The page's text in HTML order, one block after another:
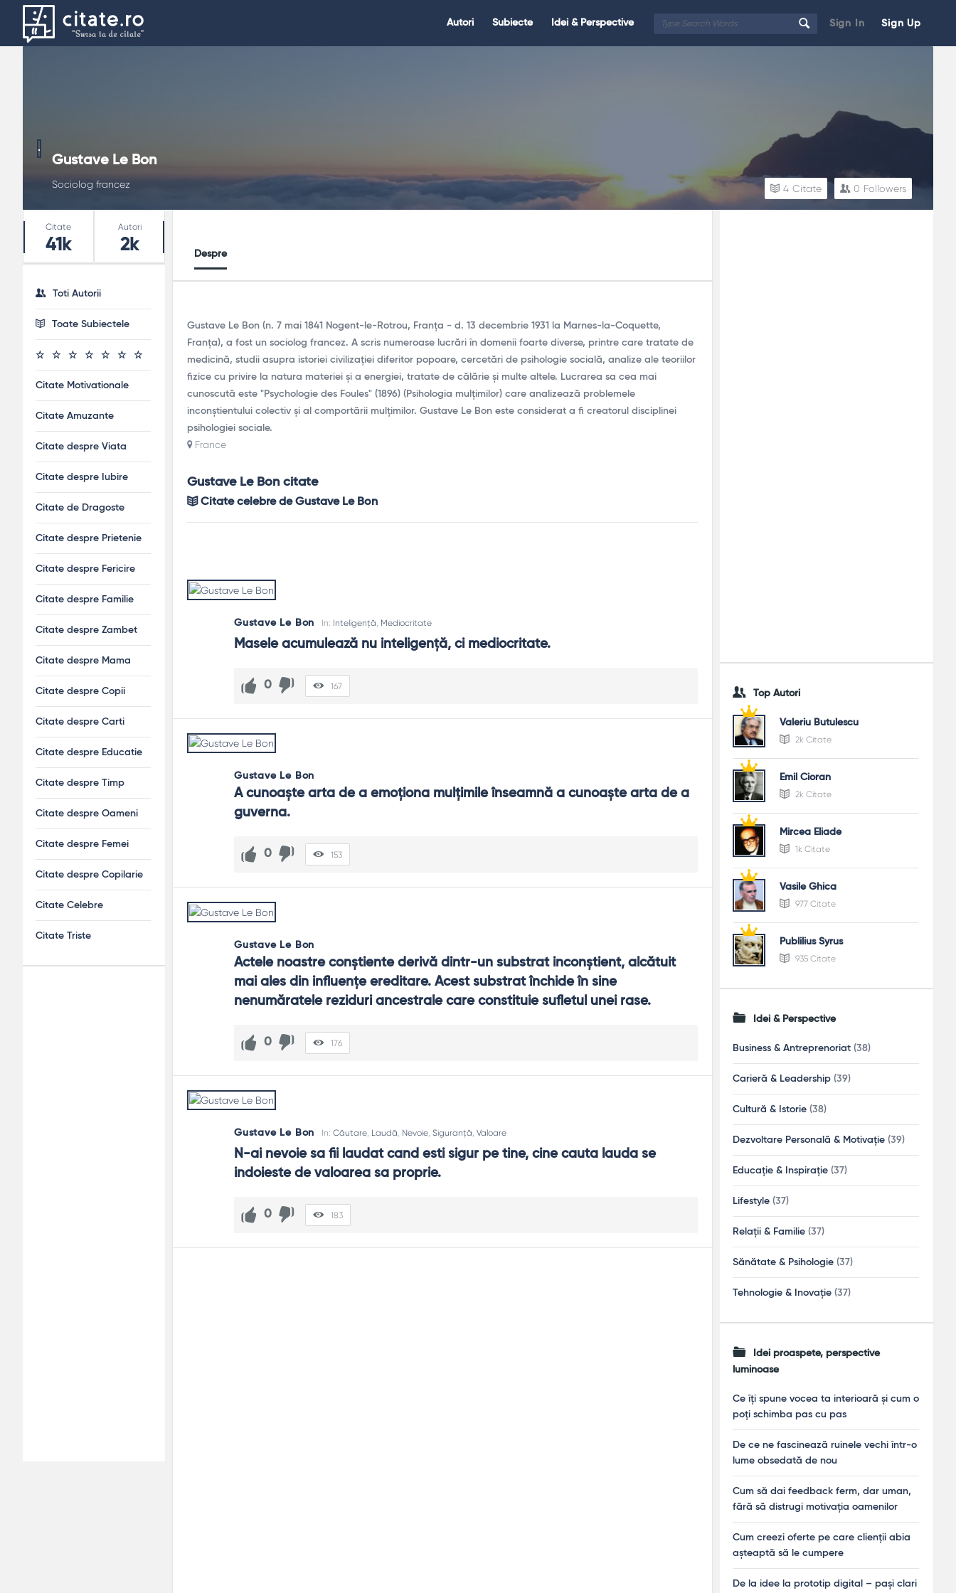
Sign In Sign Up
Citate.ro
Autori Subiecte Idei & Perspective
Gustave Le Bon
Sociolog francez 0 Followers
4 Citate
Despre
Gustave Le Bon (n. 7 mai 1841 Nogent-le-Rotrou, Franța - d. 13 decembrie 1931 la Marnes-la-Coquette,
Franța), a fost un sociolog francez. A scris numeroase lucrări în domenii foarte diverse, printre care tratate de
medicină, studii asupra istoriei civilizației diferitor popoare, cercetări de psihologie socială, analize ale teoriilor
fizice cu privire la natura materiei și a energiei, tratate de călărie și multe altele. Lucrarea sa cea mai
cunoscută este "Psychologie des Foules" (1896) (Psihologia mulțimilor) care analizează problemele
inconștientului colectiv și al comportării mulțimilor. Gustave Le Bon este considerat a fi creatorul disciplinei
psihologiei sociale.
France
Gustave Le Bon citate
Citate celebre de Gustave Le Bon
Gustave Le Bon In: Inteligență Mediocritate
Masele acumulează nu inteligenţă, ci mediocritate.
0 167
Gustave Le Bon
A cunoaşte arta de a emoţiona mulţimile înseamnă a cunoaşte arta de a
guverna.
0 153
Gustave Le Bon
Actele noastre conştiente derivă dintr-un substrat inconştient, alcătuit
mai ales din influenţe ereditare. Acest substrat închide în sine
nenumăratele reziduri ancestrale care constituie sufletul unei rase.
0 176
Gustave Le Bon In:Căutare, Laudă, Nevoie,Siguranță,Valoare
N-ai nevoie sa fii laudat cand esti sigur pe tine, cine cauta lauda se
indoieste de valoarea sa proprie.
0 183
Top Autori
Valeriu Butulescu
2k Citate
Emil Cioran
2k Citate
Mircea Eliade
1k Citate
Vasile Ghica
977 Citate
Publilius Syrus
935 Citate
Idei & Perspective
Business & Antreprenoriat (38)
Carieră & Leadership (39)
Cultură & Istorie (38)
Dezvoltare Personală & Motivație (39)
Educație & Inspirație (37)
Lifestyle (37)
Relații & Familie (37)
Sănătate & Psihologie (37)
Tehnologie & Inovație (37)
Idei proaspete, perspective
luminoase
Ce îți spune vocea ta interioară și cum o
poți schimba pas cu pas
De ce ne fascinează ruinele vechi într-o
lume obsedată de nou
Cum să dai feedback ferm, dar uman,
fără să distrugi motivația oamenilor
Cum creezi oferte pe care clienții abia
așteaptă să le cumpere
De la idee la prototip digital – pași clari
Stats
Citate
41k
Autori
2k
Toti Autorii
Toate Subiectele
Citate Motivationale
Citate Amuzante
Citate despre Viata
Citate despre Iubire
Citate de Dragoste
Citate despre Prietenie
Citate despre Fericire
Citate despre Familie
Citate despre Zambet
Citate despre Mama
Citate despre Copii
Citate despre Carti
Citate despre Educatie
Citate despre Timp
Citate despre Oameni
Citate despre Femei
Citate despre Copilarie
Citate Celebre
Citate Triste